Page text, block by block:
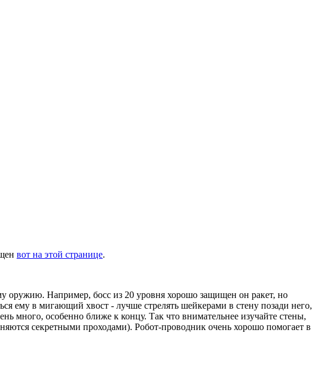
вот на этой странице.
оружию. Например, босс из 20 уровня хорошо защищен он ракет, но
ему в мигающий хвост - лучше стрелять шейкерами в стену позади него,
много, особенно ближе к концу. Так что внимательнее изучайте стены,
секретными проходами). Робот-проводник очень хорошо помогает в